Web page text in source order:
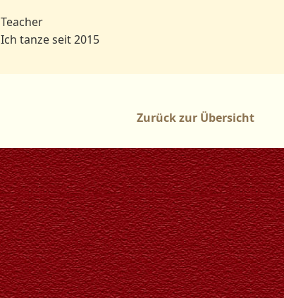
Teacher
Ich tanze seit 2015
Zurück zur Übersicht